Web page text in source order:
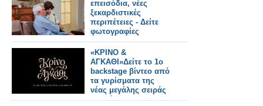
επεισόδια, νέες
ξεκαρδιστικές
περιπέτειες - Δείτε
φωτογραφίες
«ΚΡΙΝΟ &
ΑΓΚΑΘΙ»Δείτε το 1ο
backstage βίντεο από
τα γυρίσματα της
νέας μεγάλης σειράς
εποχής του ΑΝΤ1